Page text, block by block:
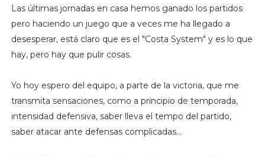
Las últimas jornadas en casa hemos ganado los partidos
pero haciendo un juego que a veces me ha llegado a
desesperar, está claro que es el "Costa System" y es lo que
hay, pero hay que pulir cosas.
Yo hoy espero del equipo, a parte de la victoria, que me
transmita sensaciones, como a principio de temporada,
intensidad defensiva, saber lleva el tempo del partido,
saber atacar ante defensas complicadas...